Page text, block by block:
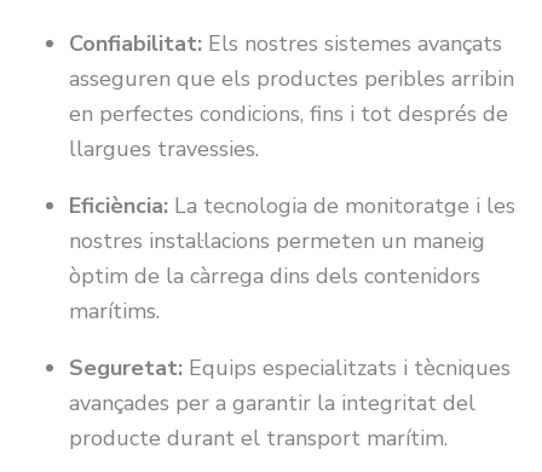
Confiabilitat: Els nostres sistemes avançats
asseguren que els productes peribles arribin
en perfectes condicions, fins i tot després de
llargues travessies.
Eficiència: La tecnologia de monitoratge i les
nostres instal·lacions permeten un maneig
òptim de la càrrega dins dels contenidors
marítims.
Seguretat: Equips especialitzats i tècniques
avançades per a garantir la integritat del
producte durant el transport marítim.